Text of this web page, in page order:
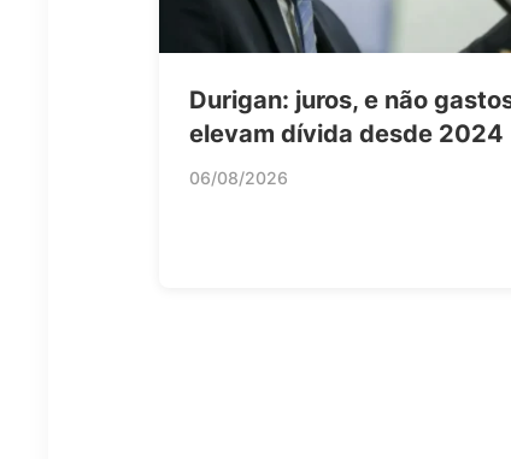
Durigan: juros, e não
elevam dívida desde 2024
06/08/2026